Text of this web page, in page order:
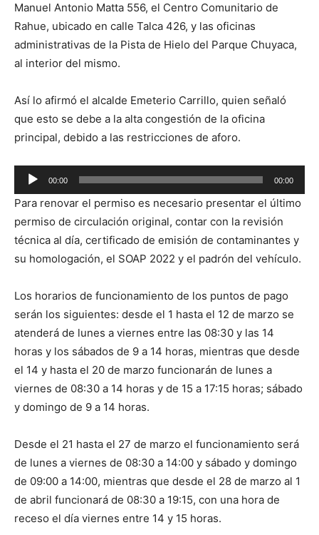
Manuel Antonio Matta 556, el Centro Comunitario de
Rahue, ubicado en calle Talca 426, y las oficinas
administrativas de la Pista de Hielo del Parque Chuyaca,
al interior del mismo.
Así lo afirmó el alcalde Emeterio Carrillo, quien señaló
que esto se debe a la alta congestión de la oficina
principal, debido a las restricciones de aforo.
Reproductor
de
audio
00:00 00:00
Para renovar el permiso es necesario presentar el último
permiso de circulación original, contar con la revisión
técnica al día, certificado de emisión de contaminantes y
su homologación, el SOAP 2022 y el padrón del vehículo.
Los horarios de funcionamiento de los puntos de pago
serán los siguientes: desde el 1 hasta el 12 de marzo se
atenderá de lunes a viernes entre las 08:30 y las 14
horas y los sábados de 9 a 14 horas, mientras que desde
el 14 y hasta el 20 de marzo funcionarán de lunes a
viernes de 08:30 a 14 horas y de 15 a 17:15 horas; sábado
y domingo de 9 a 14 horas.
Desde el 21 hasta el 27 de marzo el funcionamiento será
de lunes a viernes de 08:30 a 14:00 y sábado y domingo
de 09:00 a 14:00, mientras que desde el 28 de marzo al 1
de abril funcionará de 08:30 a 19:15, con una hora de
receso el día viernes entre 14 y 15 horas.